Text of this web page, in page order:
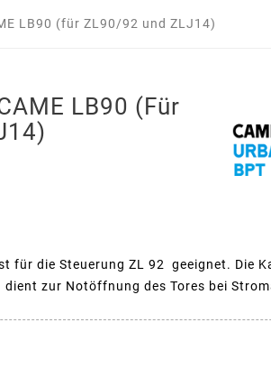
LB90 (für ZL90/92 und ZLJ14)
LB90 (für
für die Steuerung ZL 92 geeignet. Die
dient zur Notöffnung des Tores bei